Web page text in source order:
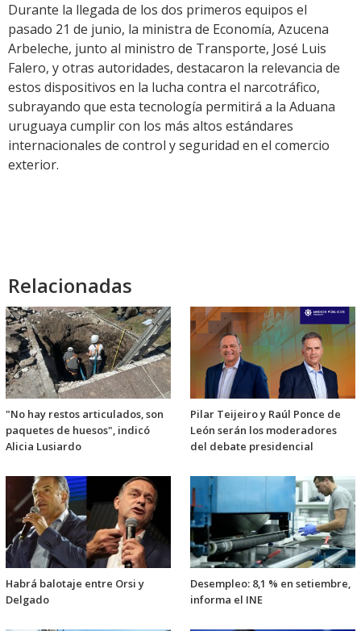
Durante la llegada de los dos primeros equipos el
pasado 21 de junio, la ministra de Economía, Azucena
Arbeleche, junto al ministro de Transporte, José Luis
Falero, y otras autoridades, destacaron la relevancia de
estos dispositivos en la lucha contra el narcotráfico,
subrayando que esta tecnología permitirá a la Aduana
uruguaya cumplir con los más altos estándares
internacionales de control y seguridad en el comercio
exterior.
Relacionadas
"No hay restos articulados, son
paquetes de huesos", indicó
Alicia Lusiardo
Pilar Teijeiro y Raúl Ponce de
León serán los moderadores
del debate presidencial
Habrá balotaje entre Orsi y
Delgado
Desempleo: 8,1 % en setiembre,
informa el INE